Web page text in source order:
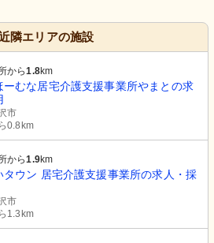
隣エリアの施設
から1.8km
ーむな居宅介護支援事業所やまとの求
市
0.8km
から1.9km
タウン 居宅介護支援事業所の求人・採
市
1.3km